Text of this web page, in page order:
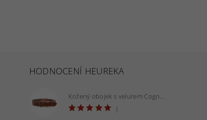
HODNOCENÍ HEUREKA
Kožený obojek s velurem Cognac 40 mm - OBV.100160 COG
|